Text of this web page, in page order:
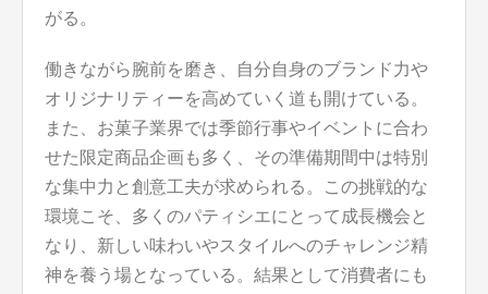
がる。
働きながら腕前を磨き、自分自身のブランド力や
オリジナリティーを高めていく道も開けている。
また、お菓子業界では季節行事やイベントに合わ
せた限定商品企画も多く、その準備期間中は特別
な集中力と創意工夫が求められる。この挑戦的な
環境こそ、多くのパティシエにとって成長機会と
なり、新しい味わいやスタイルへのチャレンジ精
神を養う場となっている。結果として消費者にも